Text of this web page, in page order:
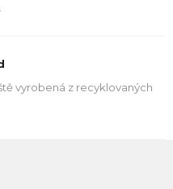
vyrobená z recyklovaných